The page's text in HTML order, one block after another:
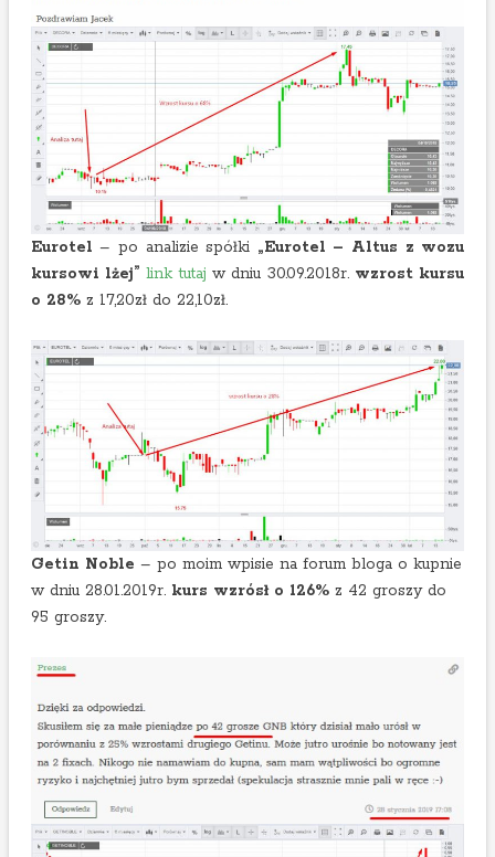
Eurotel – po analizie spółki „Eurotel – Altus z wozu
kursowi lżej” link tutaj w dniu 30.09.2018r. wzrost kursu
o 28%z 17,20zł do 22,10zł.
Getin Noble – po moim wpisie na forum bloga o kupnie
w dniu 28.01.2019r. kurs wzrósł o 126%z 42 groszy do
95 groszy.